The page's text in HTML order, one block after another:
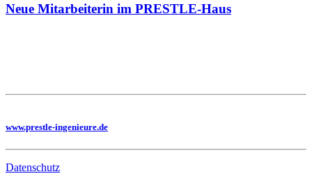
Neue Mitarbeiterin im PRESTLE-Haus
www.prestle-ingenieure.de
Datenschutz